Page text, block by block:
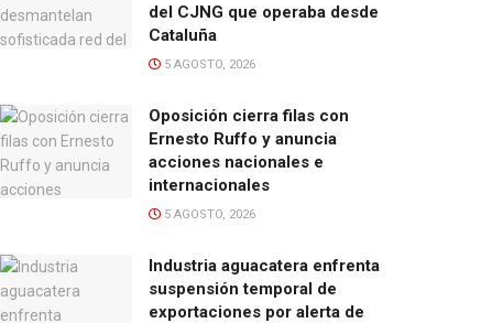
del CJNG que operaba desde
Cataluña
5 AGOSTO, 2026
Oposición cierra filas con
Ernesto Ruffo y anuncia
acciones nacionales e
internacionales
5 AGOSTO, 2026
Industria aguacatera enfrenta
suspensión temporal de
exportaciones por alerta de